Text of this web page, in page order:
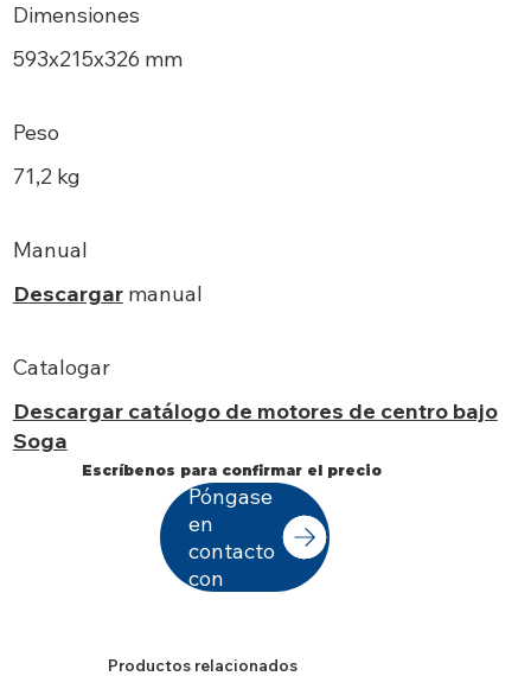
Dimensiones
593x215x326 mm
Peso
71,2 kg
Manual
Descargarmanual
Catalogar
Descargar catálogo de motores de centro bajo
Soga
Escríbenos para confirmar el precio
Póngase
en
contacto
con
Productos relacionados